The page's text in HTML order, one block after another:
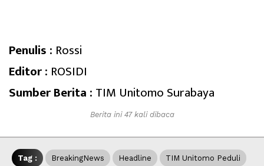
Penulis : Rossi
Editor : ROSIDI
Sumber Berita : TIM Unitomo Surabaya
Berita ini 47 kali dibaca
Tag : BreakingNews Headline TIM Unitomo Peduli